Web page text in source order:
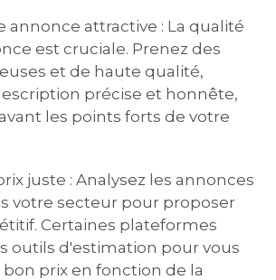
attractive : La qualité
est cruciale. Prenez des
et de haute qualité,
précise et honnête,
les points forts de votre
juste : Analysez les annonces
votre secteur pour proposer
Certaines plateformes
outils d'estimation pour vous
bon prix en fonction de la